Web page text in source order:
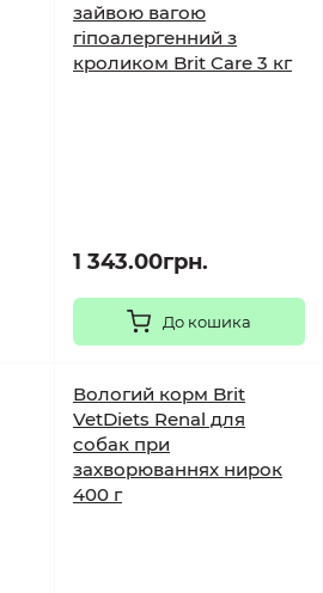
зайвою вагою
гіпоалергенний з
кроликом Brit Care 3 кг
1 343.00грн.
До кошика
Вологий корм Brit
VetDiets Renal для
собак при
захворюваннях нирок
400 г